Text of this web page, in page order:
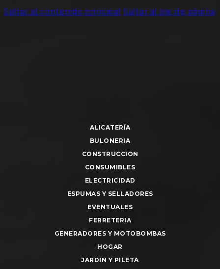
Saltar al contenido principal Saltar al pie de página
ALICATERÍA
BULONERIA
CONSTRUCCION
CONSUMIBLES
ELECTRICIDAD
ESPUMAS Y SELLADORES
EVENTUALES
FERRETERIA
GENERADORES Y MOTOBOMBAS
HOGAR
JARDIN Y PILETA